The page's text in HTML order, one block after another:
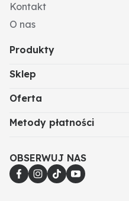
Kontakt
O nas
Produkty
Sklep
Oferta
Metody płatności
OBSERWUJ NAS